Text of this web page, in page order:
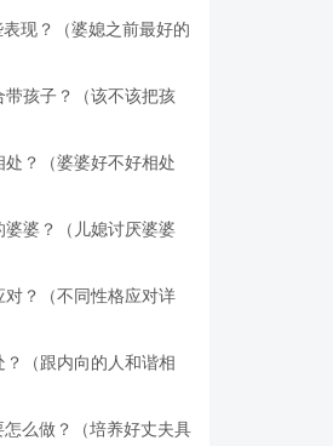
现？（婆媳之前最好的
孩子？（该不该把孩
？（婆婆好不好相处
婆婆？（儿媳讨厌婆婆
？（不同性格应对详
（跟内向的人和谐相
么做？（培养好丈夫具